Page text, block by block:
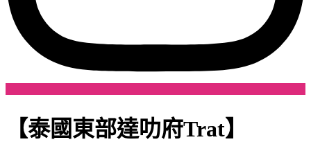
【泰國東部達叻府Trat】